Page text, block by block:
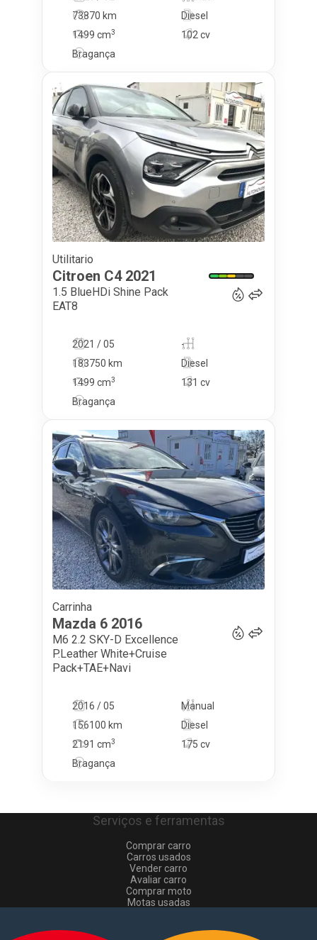
73870 km
102 cv
Diesel
1499 cm3
Bragança
Utilitario
Citroen C4 2021
1.5 BlueHDi Shine Pack
EAT8
2021 / 05
-
183750 km
131 cv
Diesel
1499 cm3
Bragança
Carrinha
Mazda 6 2016
M6 2.2 SKY-D Excellence
P.Leather White+Cruise
Pack+TAE+Navi
2016 / 05
Manual
156100 km
175 cv
Diesel
2191 cm3
Bragança
Serviços e ferramentas
Comprar carro
Carros usados
Vender carro
Avaliar carro
Comprar moto
Motas usadas
Comerciais usados